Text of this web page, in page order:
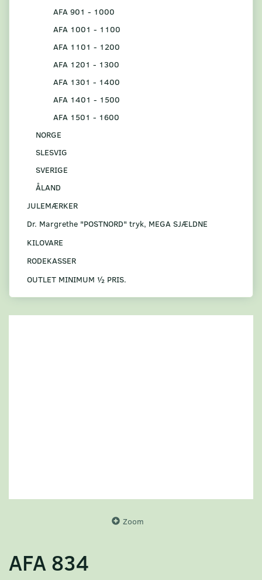
AFA 901 - 1000
AFA 1001 - 1100
AFA 1101 - 1200
AFA 1201 - 1300
AFA 1301 - 1400
AFA 1401 - 1500
AFA 1501 - 1600
NORGE
SLESVIG
SVERIGE
ÅLAND
JULEMÆRKER
Dr. Margrethe "POSTNORD" tryk, MEGA SJÆLDNE
KILOVARE
RODEKASSER
OUTLET MINIMUM ½ PRIS.
Zoom
AFA 834